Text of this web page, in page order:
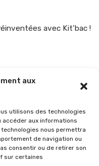
aux
utilisons des technologies
aux informations
nous permettra
de navigation ou
consentir ou de retirer son
sur certaines
avec Kit’bac !